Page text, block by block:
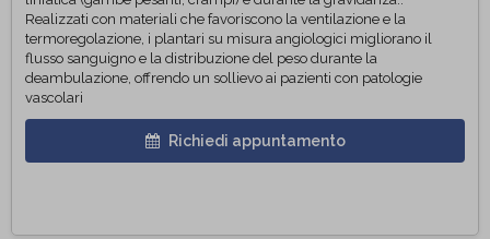
Realizzati con materiali che favoriscono la ventilazione e la
termoregolazione, i plantari su misura angiologici migliorano il
flusso sanguigno e la distribuzione del peso durante la
deambulazione, offrendo un sollievo ai pazienti con patologie
vascolari
Richiedi appuntamento